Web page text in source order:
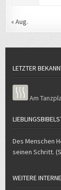
« Aug.
LETZTER
Am
Des Menschen
seinen Schritt.
WEITERE